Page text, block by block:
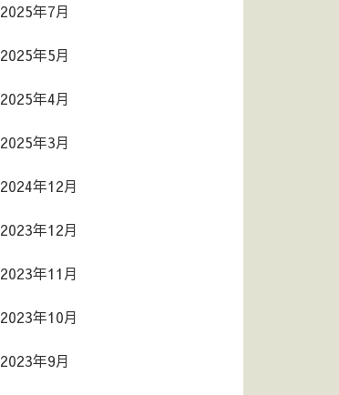
2025年7月
2025年5月
2025年4月
2025年3月
2024年12月
2023年12月
2023年11月
2023年10月
2023年9月